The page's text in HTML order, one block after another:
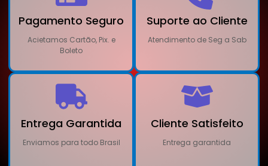
Pagamento Seguro
Acietamos Cartão, Pix. e
Boleto
Suporte ao Cliente
Atendimento de Seg a Sab
Entrega Garantida
Enviamos para todo Brasil
Cliente Satisfeito
Entrega garantida